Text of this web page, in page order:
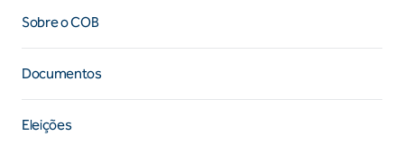
Sobre o COB
Documentos
Eleições